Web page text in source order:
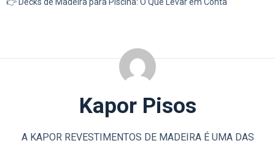
Kapor Pisos
A KAPOR REVESTIMENTOS DE MADEIRA É UMA DAS